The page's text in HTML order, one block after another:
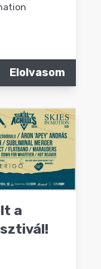
Elolvasom
a